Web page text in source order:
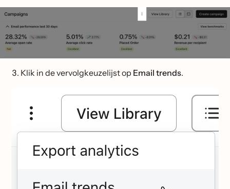
Klik in de vervolgkeuzelijst op Email trends.